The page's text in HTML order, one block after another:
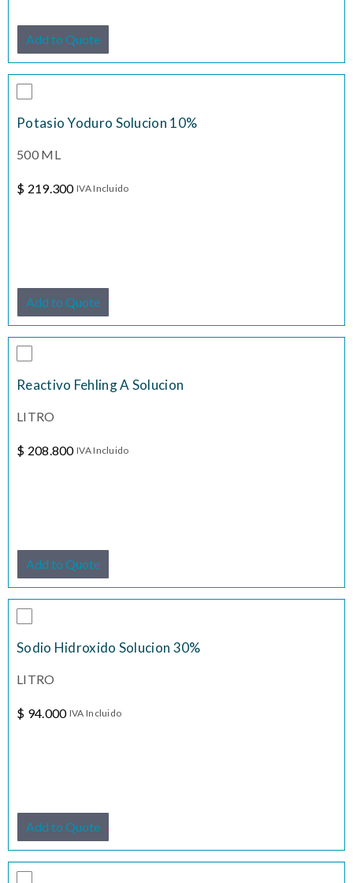
Add to Quote
Potasio Yoduro Solucion 10%
500 ML
$ 219.300 IVA Incluido
Add to Quote
Reactivo Fehling A Solucion
LITRO
$ 208.800 IVA Incluido
Add to Quote
Sodio Hidroxido Solucion 30%
LITRO
$ 94.000 IVA Incluido
Add to Quote